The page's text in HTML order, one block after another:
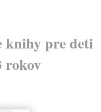
knihy pre deti
rokov